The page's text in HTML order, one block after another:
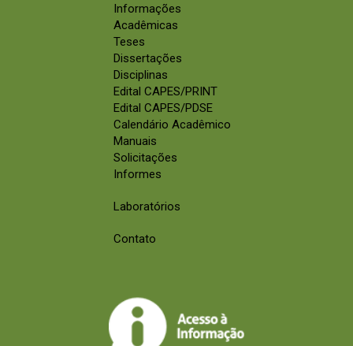
Informações
Acadêmicas
Teses
Dissertações
Disciplinas
Edital CAPES/PRINT
Edital CAPES/PDSE
Calendário Acadêmico
Manuais
Solicitações
Informes
Laboratórios
Contato